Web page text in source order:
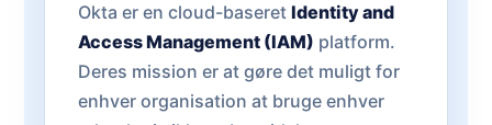
Okta er en cloud-baseret Identity and
Access Management (IAM) platform.
Deres mission er at gøre det muligt for
enhver organisation at bruge enhver